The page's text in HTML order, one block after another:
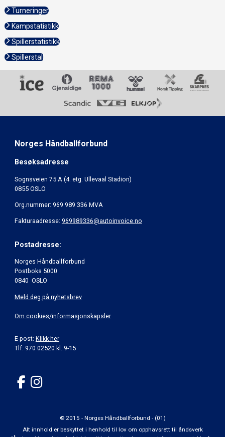
Turneringer
Kampstatistikk
Spillerstatistikk
Spillerstall
Norges Håndballforbund
Besøksadresse
Sognsveien 75 A (4. etg. Ullevaal Stadion)
0855 OSLO
Org.nummer: 969 989 336 MVA
Fakturaadresse: 969989336@autoinvoice.no
Postadresse:
Norges Håndballforbund
Postboks 5000
0840 OSLO
Meld deg på nyhetsbrev
Om cookies/informasjonskapsler
E-post: Klikk her
Tlf: 970 02520 kl. 9-15
© 2015 - Norges Håndballforbund - (01)
Alt innhold er beskyttet i henhold til lov om opphavsrett til åndsverk